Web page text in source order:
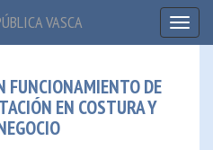
VASCA
FUNCIONAMIENTO DE
EN COSTURA Y